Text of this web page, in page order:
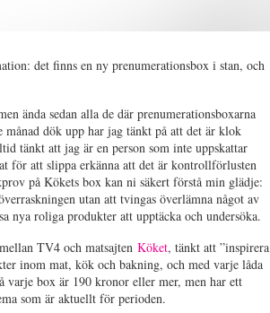
det finns en ny prenumerationsbox i stan, och
ända sedan alla de där prenumerationsboxarna
dök upp har jag tänkt på att det är klok
tänkt att jag är en person som inte uppskattar
för att slippa erkänna att det är kontrollförlusten
på Kökets box kan ni säkert förstå min glädje:
utan att tvingas överlämna något av
nya roliga produkter att upptäcka och undersöka.
TV4 och matsajtenKöket, tänkt att ”inspirera
inom mat, kök och bakning, och med varje låda
varje box är 190 kronor eller mer, men har ett
som är aktuellt för perioden.